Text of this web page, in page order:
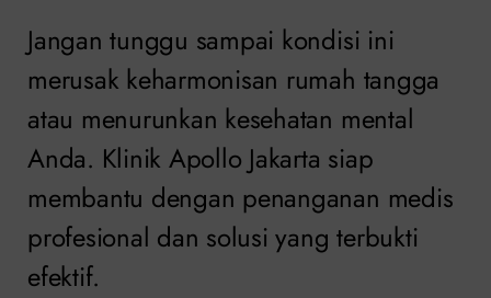
Jangan tunggu sampai kondisi ini
merusak keharmonisan rumah tangga
atau menurunkan kesehatan mental
Anda. Klinik Apollo Jakarta siap
membantu dengan penanganan medis
profesional dan solusi yang terbukti
efektif.